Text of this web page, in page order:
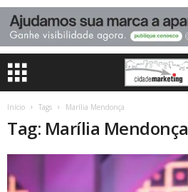
Início Tags Marília Mendonça
Tag: Marília Mendonça